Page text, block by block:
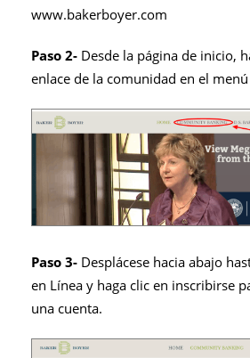
www.bakerboyer.com
Paso 2- Desde la página de inicio,
enlace de la comunidad en el
Paso 3- Desplácese hacia abajo
en Línea y haga clic en inscribirse
una cuenta.